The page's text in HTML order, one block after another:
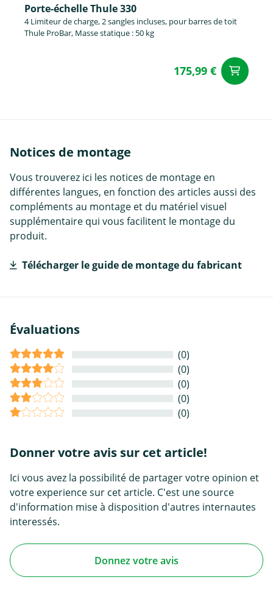
Porte-échelle Thule 330
4 Limiteur de charge, 2 sangles incluses, pour barres de toit
Thule ProBar, Masse statique : 50 kg
175,99 €
Notices de montage
Vous trouverez ici les notices de montage en
différentes langues, en fonction des articles aussi des
compléments au montage et du matériel visuel
supplémentaire qui vous facilitent le montage du
produit.
Télécharger le guide de montage du fabricant
Évaluations
(0)
(0)
(0)
(0)
(0)
Donner votre avis sur cet article!
Ici vous avez la possibilité de partager votre opinion et
votre experience sur cet article. C'est une source
d'information mise à disposition d'autres internautes
interessés.
Donnez votre avis